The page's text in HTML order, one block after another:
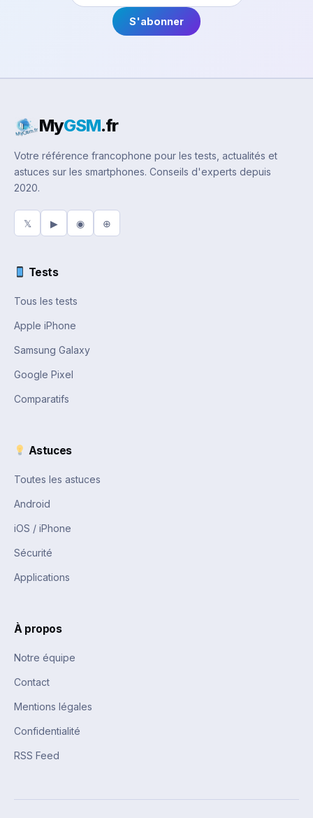
S'abonner
MyGSM.fr
Votre référence francophone pour les tests, actualités et
astuces sur les smartphones. Conseils d'experts depuis
2020.
𝕏 ▶ ◉ ⊕
Tests
Tous les tests
Apple iPhone
Samsung Galaxy
Google Pixel
Comparatifs
Astuces
Toutes les astuces
Android
iOS / iPhone
Sécurité
Applications
À propos
Notre équipe
Contact
Mentions légales
Confidentialité
RSS Feed